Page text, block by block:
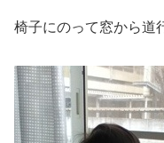
椅子にのって窓から道